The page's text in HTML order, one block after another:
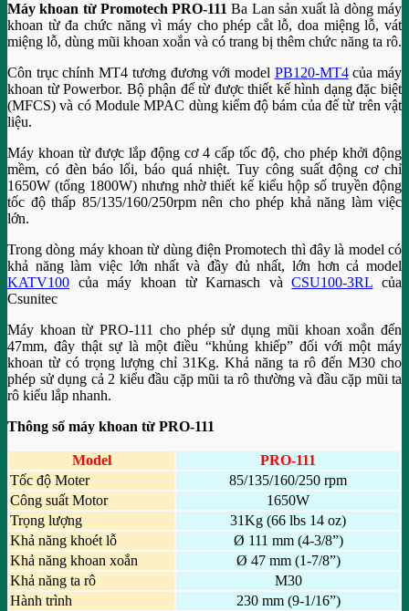
Máy khoan từ Promotech PRO-111 Ba Lan sản xuất là dòng máy
khoan từ đa chức năng vì máy cho phép cắt lỗ, doa miệng lỗ, vát
miệng lỗ, dùng mũi khoan xoắn và có trang bị thêm chức năng ta rô.
Côn trục chính MT4 tương đương với model PB120-MT4của máy
khoan từ Powerbor. Bộ phận đế từ được thiết kế hình dạng đặc biệt
(MFCS) và có Module MPAC dùng kiểm độ bám của đế từ trên vật
liệu.
Máy khoan từ được lắp động cơ 4 cấp tốc độ, cho phép khởi động
mềm, có đèn báo lổi, báo quá nhiệt. Tuy công suất động cơ chỉ
1650W (tổng 1800W) nhưng nhờ thiết kế kiểu hộp số truyền động
tốc độ thấp 85/135/160/250rpm nên cho phép khả năng làm việc
lớn.
Trong dòng máy khoan từ dùng điện Promotech thì đây là model có
khả năng làm việc lớn nhất và đầy đủ nhất, lớn hơn cả model
KATV100 của máy khoan từ Karnasch vàCSU100-3RL của
Csunitec
Máy khoan từ PRO-111 cho phép sử dụng mũi khoan xoắn đến
47mm, đây thật sự là một điều “khủng khiếp” đối với một máy
khoan từ có trọng lượng chỉ 31Kg. Khả năng ta rô đến M30 cho
phép sử dụng cả 2 kiểu đầu cặp mũi ta rô thường và đầu cặp mũi ta
rô kiểu lắp nhanh.
Thông số máy khoan từ PRO-111
Model
PRO-111
Tốc độ Moter
85/135/160/250 rpm
Công suất Motor
1650W
Trọng lượng
31Kg (66 lbs 14 oz)
Khả năng khoét lỗ
Ø 111 mm (4-3/8”)
Khả năng khoan xoắn
Ø 47 mm (1-7/8”)
Khả năng ta rô
M30
Hành trình
230 mm (9-1/16”)